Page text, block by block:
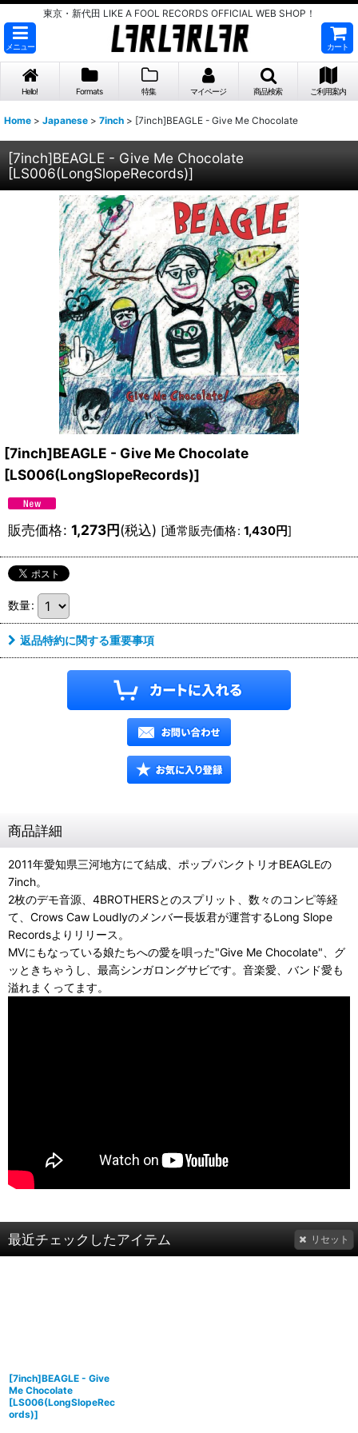
東京・新代田 LIKE A FOOL RECORDS OFFICIAL WEB SHOP！
メニュー カート
Hello! Formats 特集 マイページ 商品検索 ご利用案内
Home > Japanese > 7inch > [7inch]BEAGLE - Give Me Chocolate
[7inch]BEAGLE - Give Me Chocolate
[LS006(LongSlopeRecords)]
[7inch]BEAGLE - Give Me Chocolate
[LS006(LongSlopeRecords)]
販売価格: 1,273円(税込) [通常販売価格: 1,430円]
数量:
返品特約に関する重要事項
商品詳細
2011年愛知県三河地方にて結成、ポップパンクトリオBEAGLEの
7inch。
2枚のデモ音源、4BROTHERSとのスプリット、数々のコンピ等経
て、Crows Caw Loudlyのメンバー長坂君が運営するLong Slope
Recordsよりリリース。
MVにもなっている娘たちへの愛を唄った"Give Me Chocolate"、グ
ッときちゃうし、最高シンガロングサビです。音楽愛、バンド愛も
溢れまくってます。
最近チェックしたアイテム リセット
[7inch]BEAGLE - Give
Me Chocolate
[LS006(LongSlopeRec
ords)]